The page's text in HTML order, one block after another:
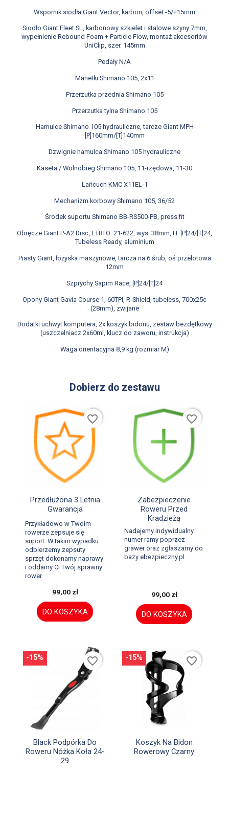
Wspornik siodła Giant Vector, karbon, offset -5/+15mm
Siodło Giant Fleet SL, karbonowy szkielet i stalowe szyny 7mm,
wypełnienie Rebound Foam + Particle Flow, montaż akcesoriów
UniClip, szer. 145mm
Pedały N/A
Manetki Shimano 105, 2x11
Przerzutka przednia Shimano 105
Przerzutka tylna Shimano 105
Hamulce Shimano 105 hydrauliczne, tarcze Giant MPH
[P]160mm/[T]140mm
Dzwignie hamulca Shimano 105 hydrauliczne
Kaseta / Wolnobieg Shimano 105, 11-rzędowa, 11-30
Łańcuch KMC X11EL-1
Mechanizm korbowy Shimano 105, 36/52
Środek suportu Shimano BB-RS500-PB, press fit
Obręcze Giant P-A2 Disc, ETRTO: 21-622, wys. 38mm, H: [P]24/[T]24,
Tubeless Ready, aluminium
Piasty Giant, łożyska maszynowe, tarcza na 6 śrub, oś przelotowa
12mm
Szprychy Sapim Race, [P]24/[T]24
Opony Giant Gavia Course 1, 60TPI, R-Shield, tubeless, 700x25c
(28mm), zwijane
Dodatki uchwyt komputera, 2x koszyk bidonu, zestaw bezdętkowy
(uszczelniacz 2x60ml, klucz do zaworu, instrukcja)
Waga orientacyjna 8,9 kg (rozmiar M)
Dobierz do zestawu
Szybki podgląd
Przedłużona 3 Letnia
Gwarancja
Przykładowo w Twoim
rowerze zepsuje się
suport. W takim wypadku
odbierzemy zepsuty
sprzęt dokonamy naprawy
i oddamy Ci Twój sprawny
rower.
99,00 zł
DO KOSZYKA
favorite_border
Szybki podgląd
Zabezpieczenie
Roweru Przed
Kradzieżą
Nadajemy indywidualny
numer ramy poprzez
grawer oraz zgłaszamy do
bazy ebezpieczny.pl.
99,00 zł
DO KOSZYKA
favorite_border
Szybki podgląd
Black Podpórka Do
Roweru Nóżka Koła 24-
29
-15% favorite_border
Szybki podgląd
Koszyk Na Bidon
Rowerowy Czarny
-15% favorite_border